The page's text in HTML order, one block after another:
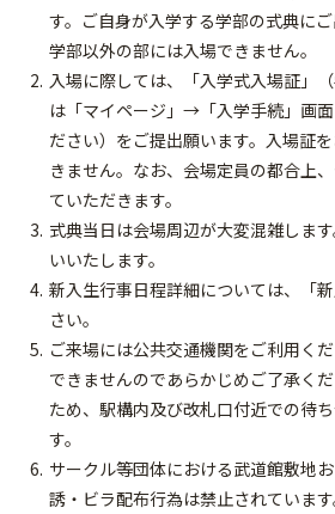
す。ご自身が入学する学部の式典に
学部以外の部には入場できません。
入場に際しては、「入学式入場証」
は「マイページ」→「入学手続」画
ださい）をご提出願います。入場証
きません。なお、会場定員の都合上
ていただきます。
式典当日は会場周辺が大変混雑しま
いいたします。
新入生行事日程詳細については、「
さい。
ご来場には公共交通機関をご利用く
できませんのであらかじめご了承く
ため、駅構内及び改札口付近での待
す。
サークル等団体における武道館敷地
誘・ビラ配布行為は禁止されています